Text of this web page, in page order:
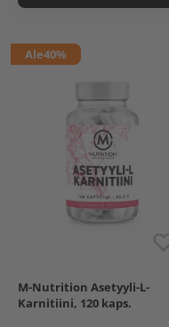
Ale40%
M-Nutrition Asetyyli-L-
Karnitiini, 120 kaps.